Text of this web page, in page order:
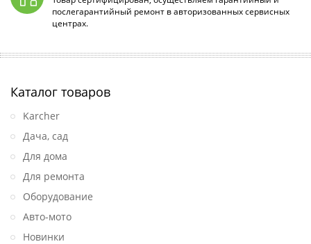
послегарантийный ремонт в авторизованных сервисных
центрах.
Каталог товаров
Karcher
Дача, сад
Для дома
Для ремонта
Оборудование
Авто-мото
Новинки